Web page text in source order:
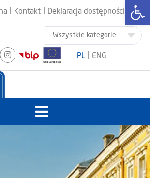
Kontakt Deklaracja dostępności
PL ENG